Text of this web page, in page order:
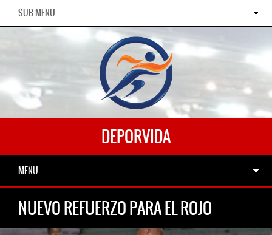
SUB MENU
DEPORVIDA
MENU
NUEVO REFUERZO PARA EL ROJO